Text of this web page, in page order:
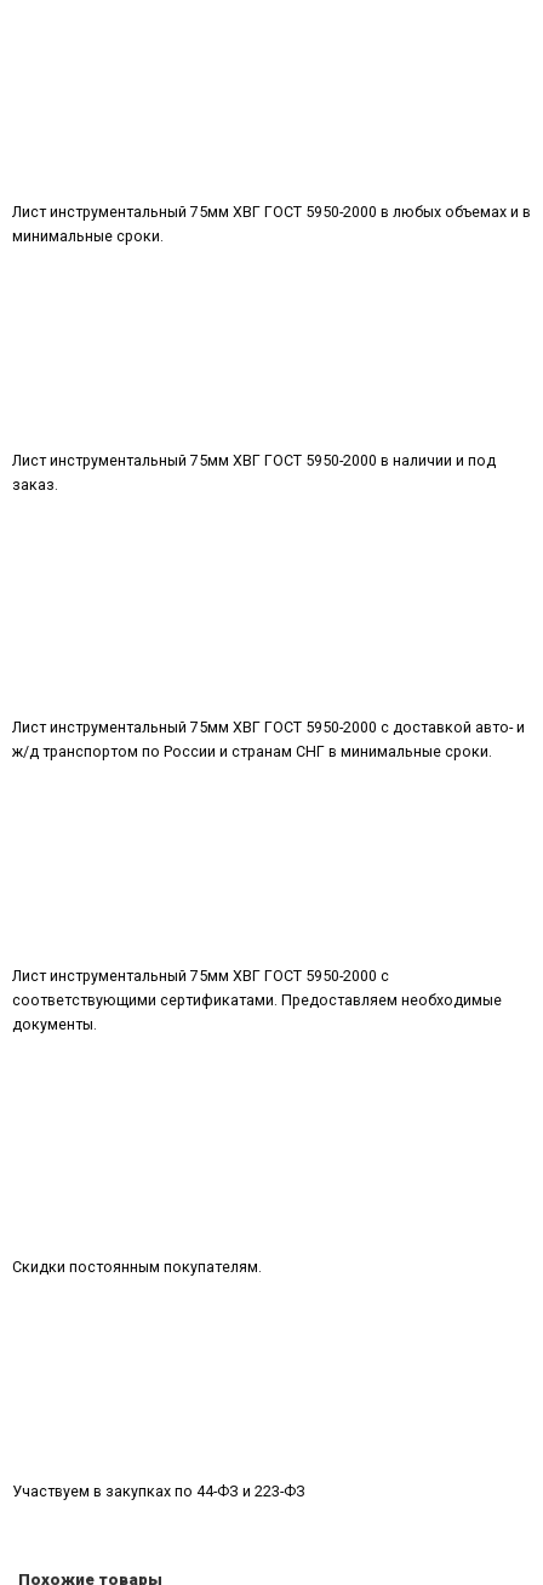
Лист инструментальный 75мм ХВГ ГОСТ 5950-2000 в любых объемах и в
минимальные сроки.
Лист инструментальный 75мм ХВГ ГОСТ 5950-2000 в наличии и под
заказ.
Лист инструментальный 75мм ХВГ ГОСТ 5950-2000 с доставкой авто- и
ж/д транспортом по России и странам СНГ в минимальные сроки.
Лист инструментальный 75мм ХВГ ГОСТ 5950-2000 с
соответствующими сертификатами. Предоставляем необходимые
документы.
Скидки постоянным покупателям.
Участвуем в закупках по 44-ФЗ и 223-ФЗ
Похожие товары